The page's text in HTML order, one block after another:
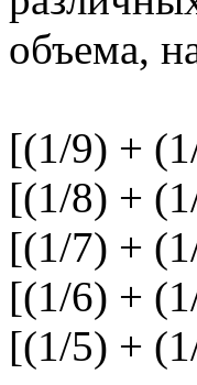
объема,
[(1/9) +
[(1/8) +
[(1/7) +
[(1/6) +
[(1/5) +